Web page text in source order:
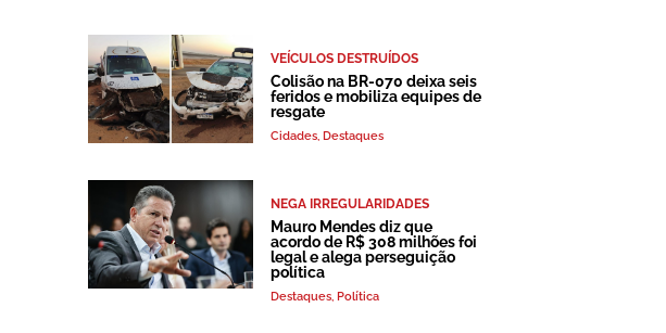
VEÍCULOS DESTRUÍDOS
Colisão na BR-070 deixa seis
feridos e mobiliza equipes de
resgate
Cidades, Destaques
NEGA IRREGULARIDADES
Mauro Mendes diz que
acordo de R$ 308 milhões foi
legal e alega perseguição
política
Destaques, Política